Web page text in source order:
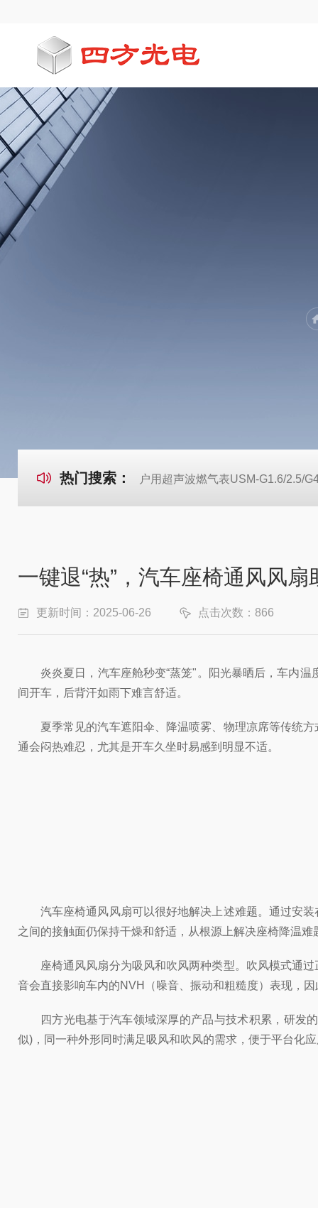
热门搜索： 户用超声波燃气表USM-G1.6/2.5/
一键退“热”，汽车座椅通风风
更新时间：2025-06-26 点击次数：866
炎炎夏日，汽车座舱秒变“蒸笼"。阳光暴晒后，车内
间开车，后背汗如雨下难言舒适。
夏季常见的汽车遮阳伞、降温喷雾、物理凉席等传统
通会闷热难忍，尤其是开车久坐时易感到明显不适。
汽车座椅通风风扇可以很好地解决上述难题。通过安
之间的接触面仍保持干燥和舒适，从根源上解决座椅降温难
座椅通风风扇分为吸风和吹风两种类型。吹风模式通
音会直接影响车内的NVH（噪音、振动和粗糙度）表现，
四方光电基于汽车领域深厚的产品与技术积累，研发
似)，同一种外形同时满足吸风和吹风的需求，便于平台化